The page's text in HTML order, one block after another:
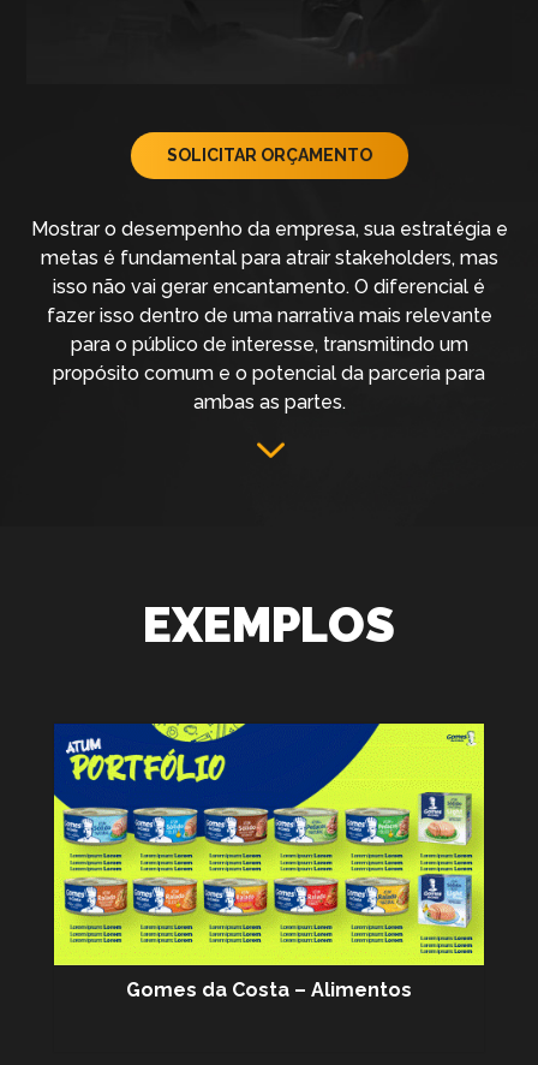
SOLICITAR ORÇAMENTO
Mostrar o desempenho da empresa, sua estratégia e
metas é fundamental para atrair stakeholders, mas
isso não vai gerar encantamento. O diferencial é
fazer isso dentro de uma narrativa mais relevante
para o público de interesse, transmitindo um
propósito comum e o potencial da parceria para
ambas as partes.
3
EXEMPLOS
Gomes da Costa – Alimentos